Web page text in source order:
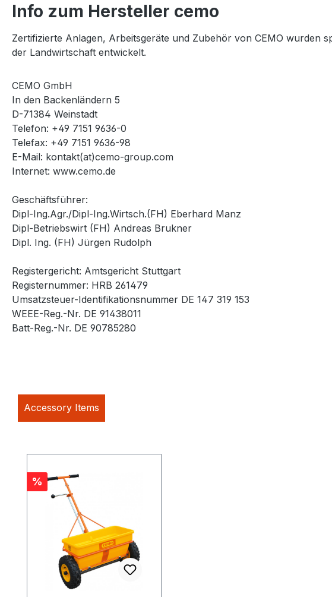
Info zum Hersteller cemo
Zertifizierte Anlagen, Arbeitsgeräte und Zubehör von CEMO wurden
der Landwirtschaft entwickelt.
CEMO GmbH
In den Backenländern 5
D-71384 Weinstadt
Telefon: +49 7151 9636-0
Telefax: +49 7151 9636-98
E-Mail: kontakt(at)cemo-group.com
Internet: www.cemo.de
Geschäftsführer:
Dipl-Ing.Agr./Dipl-Ing.Wirtsch.(FH) Eberhard Manz
Dipl-Betriebswirt (FH) Andreas Brukner
Dipl. Ing. (FH) Jürgen Rudolph
Registergericht: Amtsgericht Stuttgart
Registernummer: HRB 261479
Umsatzsteuer-Identifikationsnummer DE 147 319 153
WEEE-Reg.-Nr. DE 91438011
Batt-Reg.-Nr. DE 90785280
Accessory Items
Rabatt
%